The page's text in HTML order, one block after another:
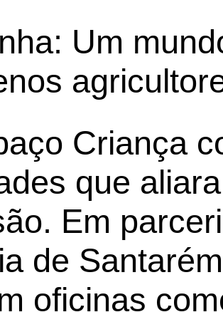
Um
Criança
que
Em
de
oficinas